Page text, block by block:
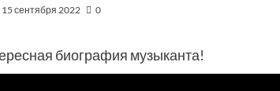
15 сентября 2022 0